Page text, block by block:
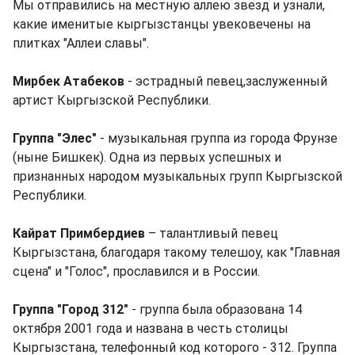
Мы отправились на местную аллею звезд и узнали,
какие именитые кыргызстанцы увековечены на
плитках "Аллеи славы".
Мирбек Атабеков - эстрадный певец,заслуженный
артист Кыргызской Республики.
Группа "Элес" - музыкальная группа из города Фрунзе
(ныне Бишкек). Одна из первых успешных и
признанных народом музыкальных групп Кыргызской
Республики.
Кайрат Примбердиев – талантливый певец
Кыргызстана, благодаря такому телешоу, как "Главная
сцена" и "Голос", прославился и в России.
Группа "Город 312" - группа была образована 14
октября 2001 года и названа в честь столицы
Кыргызстана, телефонный код которого - 312. Группа